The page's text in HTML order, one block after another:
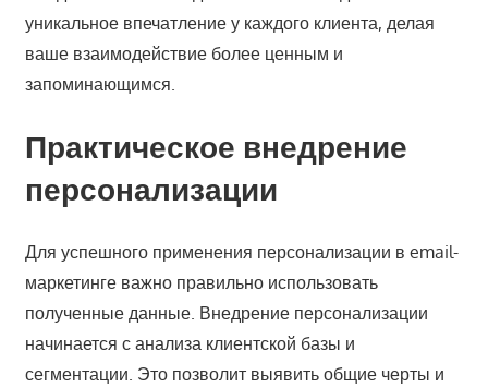
уникальное впечатление у каждого клиента, делая
ваше взаимодействие более ценным и
запоминающимся.
Практическое внедрение
персонализации
Для успешного применения персонализации в email-
маркетинге важно правильно использовать
полученные данные. Внедрение персонализации
начинается с анализа клиентской базы и
сегментации. Это позволит выявить общие черты и